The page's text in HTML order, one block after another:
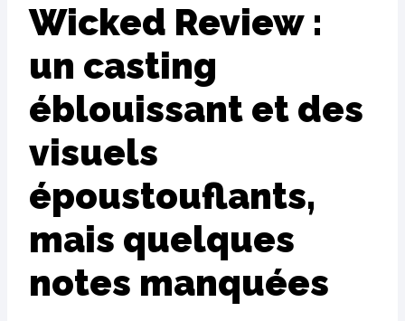
Wicked Review :
un casting
éblouissant et des
visuels
époustouflants,
mais quelques
notes manquées